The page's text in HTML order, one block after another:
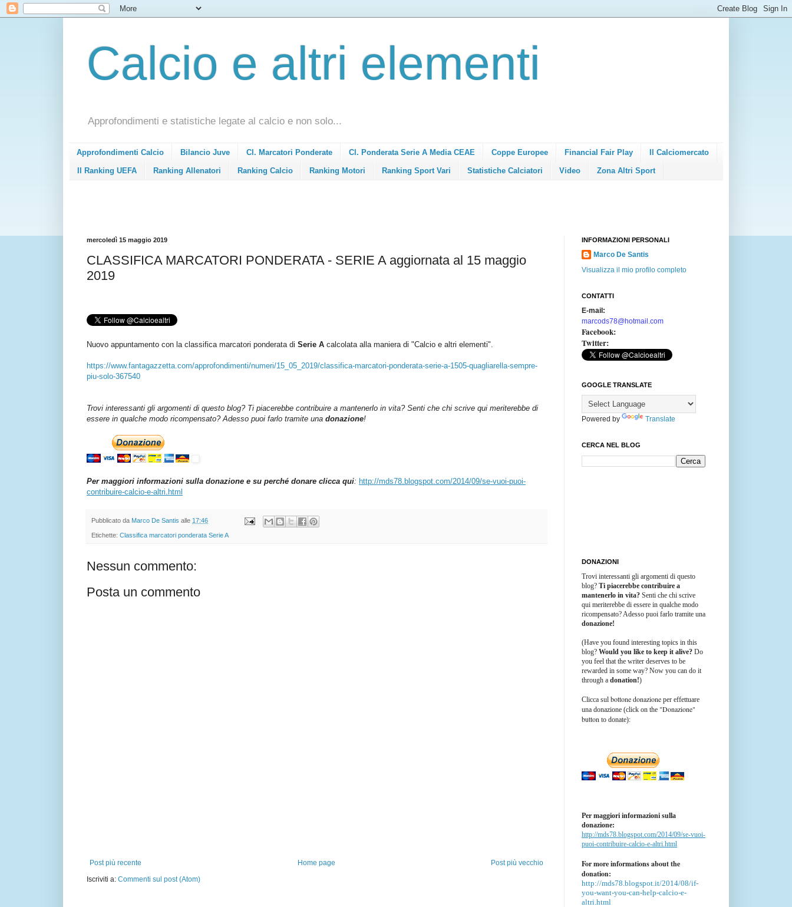
Calcio e altri elementi
Approfondimenti e statistiche legate al calcio e non solo...
Approfondimenti Calcio Bilancio Juve Cl. Marcatori Ponderate Cl. Ponderata Serie A Media CEAE Coppe Europee Financial Fair Play Il Calciomercato
Il Ranking UEFA Ranking Allenatori Ranking Calcio Ranking Motori Ranking Sport Vari Statistiche Calciatori Video Zona Altri Sport
mercoledì 15 maggio 2019
CLASSIFICA MARCATORI PONDERATA - SERIE A aggiornata al 15 maggio
2019
Nuovo appuntamento con la classifica marcatori ponderata di Serie A calcolata alla maniera di "Calcio e altri elementi".
https://www.fantagazzetta.com/approfondimenti/numeri/15_05_2019/classifica-marcatori-ponderata-serie-a-1505-quagliarella-sempre-
piu-solo-367540
Trovi interessanti gli argomenti di questo blog? Ti piacerebbe contribuire a mantenerlo in vita? Senti che chi scrive qui meriterebbe di
essere in qualche modo ricompensato? Adesso puoi farlo tramite una donazione!
Per maggiori informazioni sulla donazione e su perché donare clicca qui: http://mds78.blogspot.com/2014/09/se-vuoi-puoi-
contribuire-calcio-e-altri.html
Pubblicato da Marco De Santis alle 17:46
Etichette: Classifica marcatori ponderata Serie A
Nessun commento:
Posta un commento
Post più recente Post più vecchio
Home page
Iscriviti a: Commenti sul post (Atom)
INFORMAZIONI PERSONALI
Marco De Santis
Visualizza il mio profilo completo
CONTATTI
E-mail:
marcods78@hotmail.com
Facebook:
Twitter:
GOOGLE TRANSLATE
Powered by Translate
CERCA NEL BLOG
DONAZIONI
Trovi interessanti gli argomenti di questo
blog? Ti piacerebbe contribuire a
mantenerlo in vita? Senti che chi scrive
qui meriterebbe di essere in qualche modo
ricompensato? Adesso puoi farlo tramite una
donazione!
(Have you found interesting topics in this
blog? Would you like to keep it alive? Do
you feel that the writer deserves to be
rewarded in some way? Now you can do it
through a donation!)
Clicca sul bottone donazione per effettuare
una donazione (click on the "Donazione"
button to donate):
Per maggiori informazioni sulla
donazione:
http://mds78.blogspot.com/2014/09/se-vuoi-
puoi-contribuire-calcio-e-altri.html
For more informations about the
donation:
http://mds78.blogspot.it/2014/08/if-
you-want-you-can-help-calcio-e-
altri.html